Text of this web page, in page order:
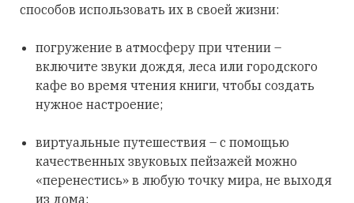
способов использовать их в своей жизни:
погружение в атмосферу при чтении –
включите звуки дождя, леса или городского
кафе во время чтения книги, чтобы создать
нужное настроение;
виртуальные путешествия – с помощью
качественных звуковых пейзажей можно
«перенестись» в любую точку мира, не выходя
из дома;